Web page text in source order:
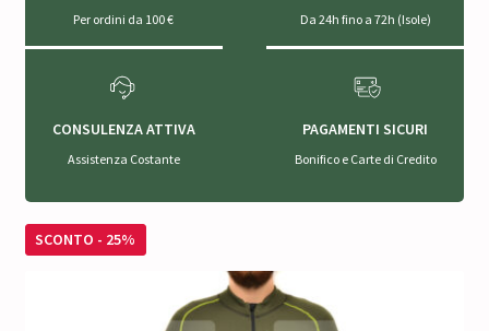
Per ordini da 100 € Da 24h fino a 72h (Isole)
CONSULENZA ATTIVA
Assistenza Costante
PAGAMENTI SICURI
Bonifico e Carte di Credito
SCONTO - 25%